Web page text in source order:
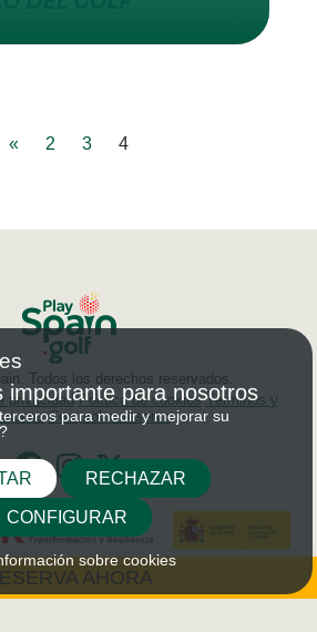
AHORA
« 2 3 4
Todos los derechos reservados.
privacidad Política de cookies Términos y
Comprobar reserva
importante para nosotros
para medir y mejorar su
RECHAZAR
CONFIGURAR
sobre cookies